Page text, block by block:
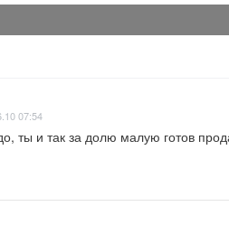
07:54
ты и так за долю малую готов